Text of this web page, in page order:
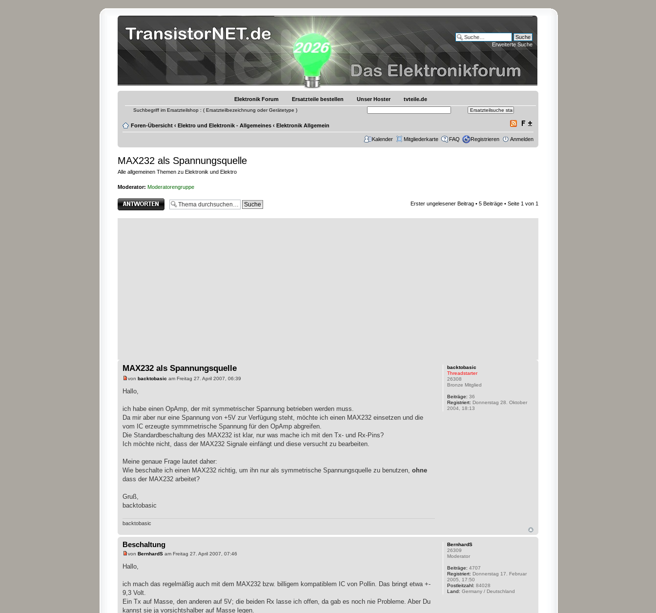
Erweiterte Suche
Elektronik Forum Ersatzteile bestellen Unser Hoster tvteile.de
Suchbegriff im Ersatzteilshop : ( Ersatzteilbezeichnung oder Gerätetype )
Foren-Übersicht ‹ Elektro und Elektronik - Allgemeines ‹ Elektronik Allgemein
Kalender Mitgliederkarte FAQ Registrieren Anmelden
MAX232 als Spannungsquelle
Alle allgemeinen Themen zu Elektronik und Elektro
Moderator: Moderatorengruppe
Antwort erstellen Erster ungelesener Beitrag • 5 Beiträge • Seite 1 von 1
MAX232 als Spannungsquelle
von backtobasic am Freitag 27. April 2007, 06:39
Hallo,
ich habe einen OpAmp, der mit symmetrischer Spannung betrieben werden muss.
Da mir aber nur eine Spannung von +5V zur Verfügung steht, möchte ich einen MAX232 einsetzen und die
vom IC erzeugte symmmetrische Spannung für den OpAmp abgreifen.
Die Standardbeschaltung des MAX232 ist klar, nur was mache ich mit den Tx- und Rx-Pins?
Ich möchte nicht, dass der MAX232 Signale einfängt und diese versucht zu bearbeiten.
Meine genaue Frage lautet daher:
Wie beschalte ich einen MAX232 richtig, um ihn nur als symmetrische Spannungsquelle zu benutzen, ohne
dass der MAX232 arbeitet?
Gruß,
backtobasic
backtobasic
backtobasic
Threadstarter
26308
Bronze Mitglied
Beiträge: 36
Registriert: Donnerstag 28. Oktober
2004, 18:13
Beschaltung
von BernhardS am Freitag 27. April 2007, 07:46
Hallo,
ich mach das regelmäßig auch mit dem MAX232 bzw. billigem kompatiblem IC von Pollin. Das bringt etwa +-
9,3 Volt.
Ein Tx auf Masse, den anderen auf 5V; die beiden Rx lasse ich offen, da gab es noch nie Probleme. Aber Du
kannst sie ja vorsichtshalber auf Masse legen.
BernhardS
26309
Moderator
Beiträge: 4707
Registriert: Donnerstag 17. Februar
2005, 17:50
Postleitzahl: 84028
Land: Germany / Deutschland